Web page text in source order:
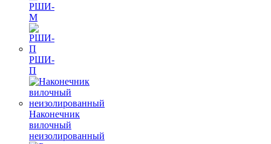
РШИ-
М
РШИ-
П
Наконечник
вилочный
неизолированный